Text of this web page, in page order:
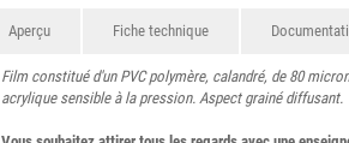
Aperçu Fiche technique
Film constitué d'un PVC polymère, calandré, de 80
acrylique sensible à la pression. Aspect grainé diffusant.